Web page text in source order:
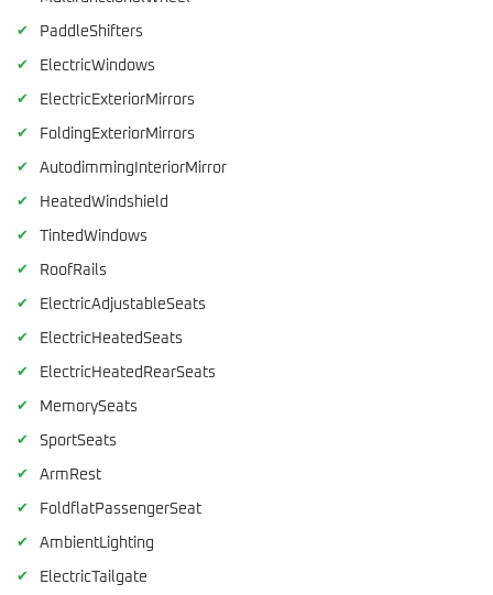
✔ PaddleShifters
✔ ElectricWindows
✔ ElectricExteriorMirrors
✔ FoldingExteriorMirrors
✔ AutodimmingInteriorMirror
✔ HeatedWindshield
✔ TintedWindows
✔ RoofRails
✔ ElectricAdjustableSeats
✔ ElectricHeatedSeats
✔ ElectricHeatedRearSeats
✔ MemorySeats
✔ SportSeats
✔ ArmRest
✔ FoldflatPassengerSeat
✔ AmbientLighting
✔ ElectricTailgate